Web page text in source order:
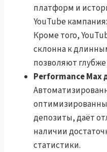
платформ и
YouTube
Кроме того,
склонна к
позволяют
Performance Max
депозиты, даёт
наличии
статистики.